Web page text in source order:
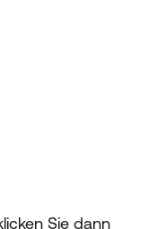
Sie dann